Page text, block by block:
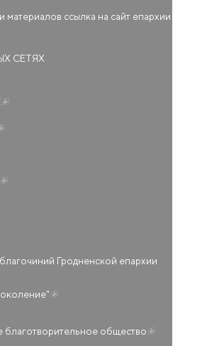
материалов ссылка на сайт епархии
СЕТЯХ
Гродненской епархии
благотворительное общество ссылка)